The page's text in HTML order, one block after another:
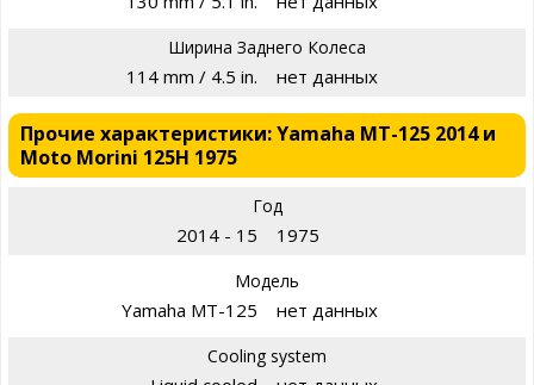
Ширина Заднего Колеса
114 mm / 4.5 in. нет данных
Прочие характеристики: Yamaha MT-125 2014 и
Moto Morini 125H 1975
Год
2014 - 15 1975
Модель
Yamaha MT-125 нет данных
Cooling system